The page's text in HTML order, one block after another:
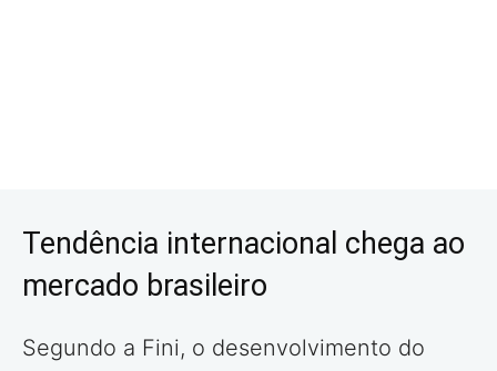
Tendência internacional chega ao
mercado brasileiro
Segundo a Fini, o desenvolvimento do